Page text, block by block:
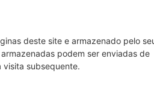
deste site e armazenado pelo
podem ser enviadas de
visita subsequente.